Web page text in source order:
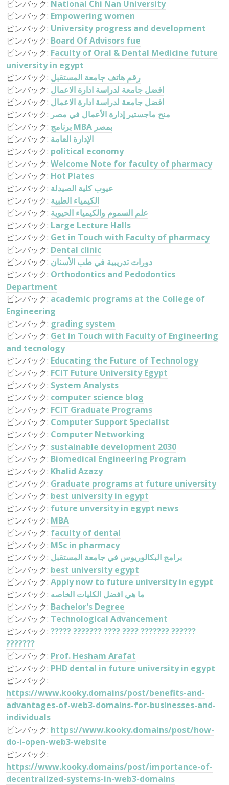
ピンバック: National Chi Nan University
ピンバック: Empowering women
ピンバック: University progress and development
ピンバック: Board Of Advisors fue
ピンバック: Faculty of Oral & Dental Medicine future
university in egypt
ピンバック: رقم هاتف جامعة المستقبل
ピンバック: افضل جامعة لدراسة ادارة الاعمال
ピンバック: افضل جامعة لدراسة ادارة الاعمال
ピンバック: منح ماجستير إدارة الأعمال في مصر
ピンバック:
برنامج MBA بمصر
ピンバック: الإدارة العامة
ピンバック: political economy
ピンバック: Welcome Note for faculty of pharmacy
ピンバック: Hot Plates
ピンバック: عيوب كلية الصيدلة
ピンバック: الكيمياء الطبية
ピンバック: علم السموم والكيمياء الحيوية
ピンバック: Large Lecture Halls
ピンバック: Get in Touch with Faculty of pharmacy
ピンバック: Dental clinic
ピンバック: دورات تدريبية في طب الأسنان
ピンバック: Orthodontics and Pedodontics
Department
ピンバック: academic programs at the College of
Engineering
ピンバック: grading system
ピンバック: Get in Touch with Faculty of Engineering
and tecnology
ピンバック: Educating the Future of Technology
ピンバック: FCIT Future University Egypt
ピンバック: System Analysts
ピンバック: computer science blog
ピンバック: FCIT Graduate Programs
ピンバック: Computer Support Specialist
ピンバック: Computer Networking
ピンバック: sustainable development 2030
ピンバック: Biomedical Engineering Program
ピンバック: Khalid Azazy
ピンバック: Graduate programs at future university
ピンバック: best university in egypt
ピンバック: future unversity in egypt news
ピンバック: MBA
ピンバック: faculty of dental
ピンバック: MSc in pharmacy
ピンバック: برامج البكالوريوس في جامعة المستقبل
ピンバック: best university egypt
ピンバック: Apply now to future university in egypt
ピンバック: ما هي افضل الكليات الخاصه
ピンバック: Bachelor's Degree
ピンバック: Technological Advancement
ピンバック: ????? ??????? ???? ???? ??????? ??????
???????
ピンバック: Prof. Hesham Arafat
ピンバック: PHD dental in future university in egypt
ピンバック:
https://www.kooky.domains/post/benefits-and-
advantages-of-web3-domains-for-businesses-and-
individuals
ピンバック: https://www.kooky.domains/post/how-
do-i-open-web3-website
ピンバック:
https://www.kooky.domains/post/importance-of-
decentralized-systems-in-web3-domains